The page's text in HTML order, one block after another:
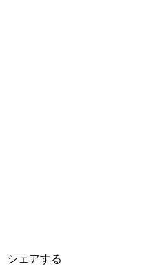
シェアする